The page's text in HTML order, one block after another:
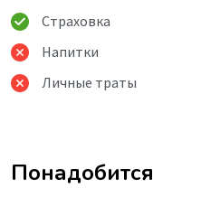
Страховка
Напитки
Личные траты
Понадобится